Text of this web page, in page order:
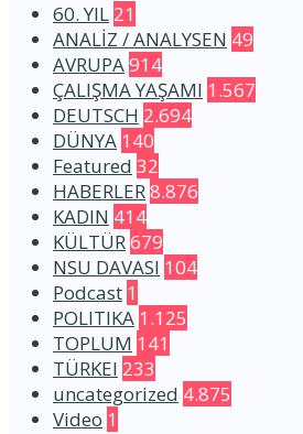
60. YIL 21
ANALİZ / ANALYSEN 49
AVRUPA914
ÇALIŞMA YAŞAMI 1.567
DEUTSCH 2.694
DÜNYA 140
Featured 32
HABERLER8.876
KADIN 414
KÜLTÜR679
NSU DAVASI 104
Podcast 1
POLITIKA 1.125
TOPLUM 141
TÜRKEI 233
uncategorized 4.875
Video 1